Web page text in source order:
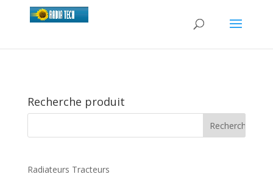
Recherche produit
Radiateurs Tracteurs